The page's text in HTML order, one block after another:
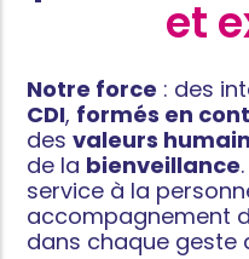
et
Notre force : des
CDI, formés en
desvaleurs
de la bienveillance
service à la
accompagnement
dans chaque geste